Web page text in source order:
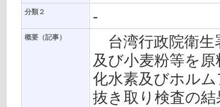
分類２ -
概要（記事）
台湾行政院衛生
及び小麦粉等を
化水素及びホル
抜き取り検査の